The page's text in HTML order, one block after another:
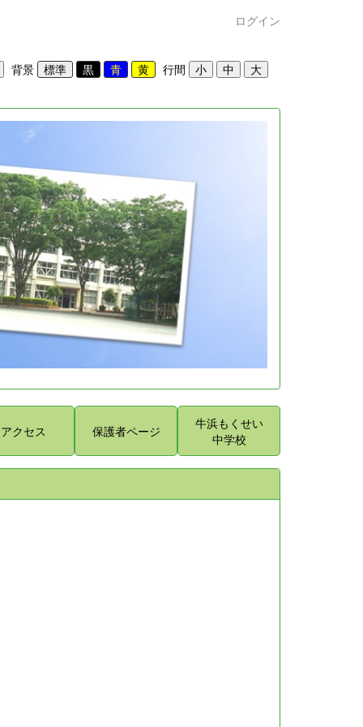
ログイン
背景 行間
アクセス 保護者ページ
牛浜もくせい
中学校